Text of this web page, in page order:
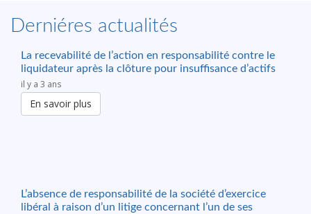
Derniéres actualités
La recevabilité de l’action en responsabilité contre le
liquidateur après la clôture pour insuffisance d’actifs
il y a 3 ans
En savoir plus
L’absence de responsabilité de la société d’exercice
libéral à raison d’un litige concernant l’un de ses